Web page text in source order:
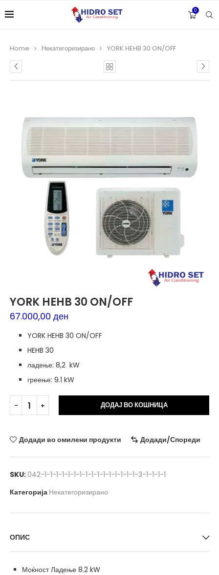
0
Home Некатегоризирано YORK HEHB 30 ON/OFF
YORK HEHB 30 ON/OFF
67.000,00 ден
YORK HEHB 30 ON/OFF
HEHB 30
ладење: 8,2 kW
греење: 9.1 kW
ДОДАЈ ВО КОШНИЦА
Додади во омилени продукти Додади/Спореди
SKU:042-1-1-1-1-1-1-1-1-1-1-1-1-1-1-1-1-3-1-1-1-1
Категорија Некатегоризирано
ОПИС
Моќност Ладење 8.2 kW